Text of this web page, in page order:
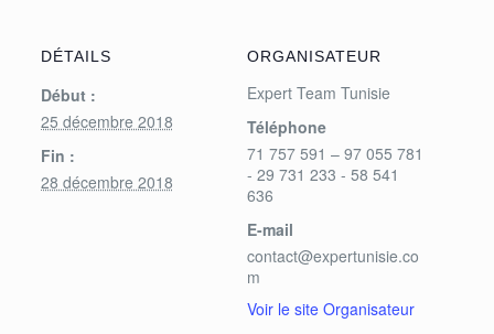
DÉTAILS
Début :
25 décembre 2018
Fin :
28 décembre 2018
ORGANISATEUR
Expert Team Tunisie
Téléphone
71 757 591 – 97 055 781
- 29 731 233 - 58 541
636
E-mail
contact@expertunisie.co
m
Voir le site Organisateur